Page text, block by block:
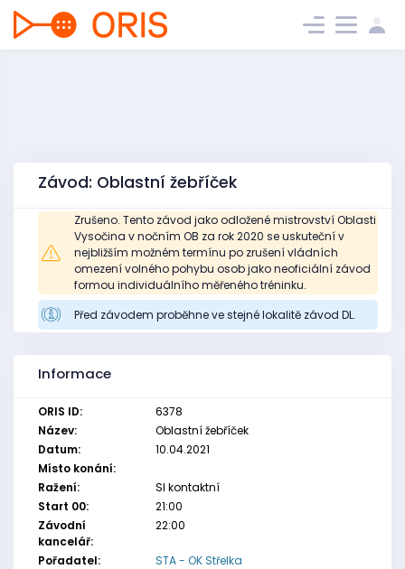
Závod: Oblastní žebříček
Zrušeno. Tento závod jako odložené mistrovství Oblasti
Vysočina v nočním OB za rok 2020 se uskuteční v
nejbližším možném termínu po zrušení vládních
omezení volného pohybu osob jako neoficiální závod
formou individuálního měřeného tréninku.
Před závodem proběhne ve stejné lokalitě závod DL.
Informace
ORIS ID:
6378
Název:
Oblastní žebříček
Datum:
10.04.2021
Místo konání:
Ražení:
SI kontaktní
Start 00:
21:00
Závodní
kancelář:
22:00
Pořadatel:
STA - OK Střelka